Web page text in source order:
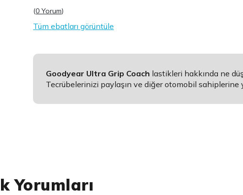
(0 Yorum)
Tüm ebatları görüntüle
Goodyear Ultra Grip Coach lastikleri hakkında ne
Tecrübelerinizi paylaşın ve diğer otomobil sahiplerine
Yorumları